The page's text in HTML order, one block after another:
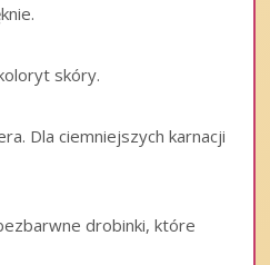
skóry.
Dla ciemniejszych karnacji
drobinki, które